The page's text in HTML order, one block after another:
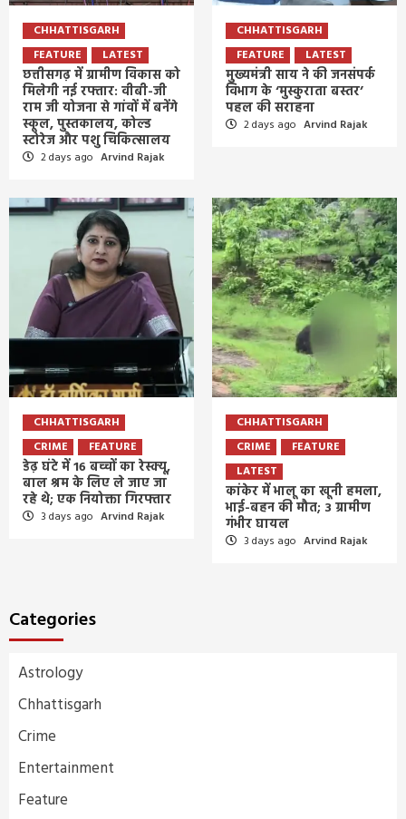
CHHATTISGARH
FEATURE
LATEST
छत्तीसगढ़ में ग्रामीण विकास को
मिलेगी नई रफ्तार: वीबी-जी
राम जी योजना से गांवों में बनेंगे
स्कूल, पुस्तकालय, कोल्ड
स्टोरेज और पशु चिकित्सालय
2 days ago Arvind Rajak
CHHATTISGARH
FEATURE
LATEST
मुख्यमंत्री साय ने की जनसंपर्क
विभाग के ‘मुस्कुराता बस्तर’
पहल की सराहना
2 days ago Arvind Rajak
CHHATTISGARH
CRIME
FEATURE
डेढ़ घंटे में 16 बच्चों का रेस्क्यू,
बाल श्रम के लिए ले जाए जा
रहे थे; एक नियोक्ता गिरफ्तार
3 days ago Arvind Rajak
CHHATTISGARH
CRIME
FEATURE
LATEST
कांकेर में भालू का खूनी हमला,
भाई-बहन की मौत; 3 ग्रामीण
गंभीर घायल
3 days ago Arvind Rajak
Categories
Astrology
Chhattisgarh
Crime
Entertainment
Feature